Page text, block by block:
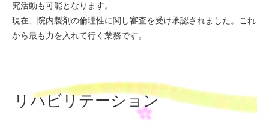
究活動も可能となります。
現在、院内製剤の倫理性に関し審査を受け承認されました。これ
から最も力を入れて行く業務です。
リハビリテーション